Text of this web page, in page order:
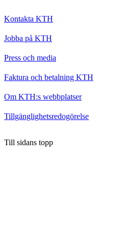
Kontakta KTH
Jobba på KTH
Press och media
Faktura och betalning KTH
Om KTH:s webbplatser
Tillgänglighetsredogörelse
Till sidans topp